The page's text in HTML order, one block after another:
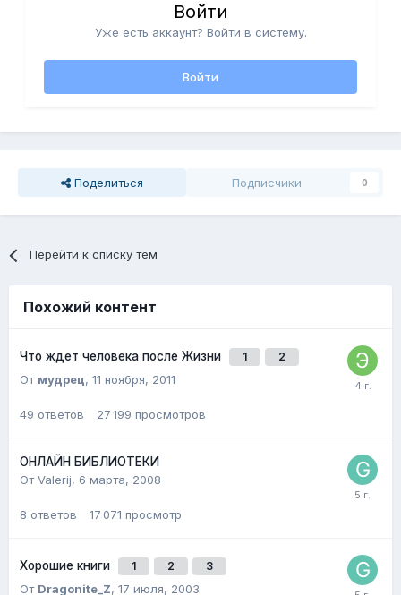
Войти
Уже есть аккаунт? Войти в систему.
Войти
Поделиться Подписчики 0
Перейти к списку тем
Похожий контент
Что ждет человека после Жизни 1 2
От мудрец, 11 ноября, 2011
49 ответов 27 199 просмотров
ОНЛАЙН БИБЛИОТЕКИ
От Valerij, 6 марта, 2008
8 ответов 17 071 просмотр
Хорошие книги 1 2 3
От Dragonite_Z, 17 июля, 2003